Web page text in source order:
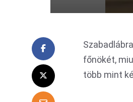
főnökét,
több mint